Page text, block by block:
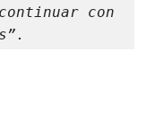
con